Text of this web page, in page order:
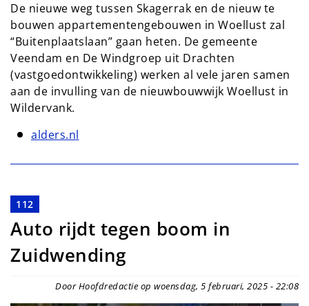
De nieuwe weg tussen Skagerrak en de nieuw te
bouwen appartementengebouwen in Woellust zal
“Buitenplaatslaan” gaan heten. De gemeente
Veendam en De Windgroep uit Drachten
(vastgoedontwikkeling) werken al vele jaren samen
aan de invulling van de nieuwbouwwijk Woellust in
Wildervank.
alders.nl
112
Auto rijdt tegen boom in
Zuidwending
Door Hoofdredactie op woensdag, 5 februari, 2025 - 22:08